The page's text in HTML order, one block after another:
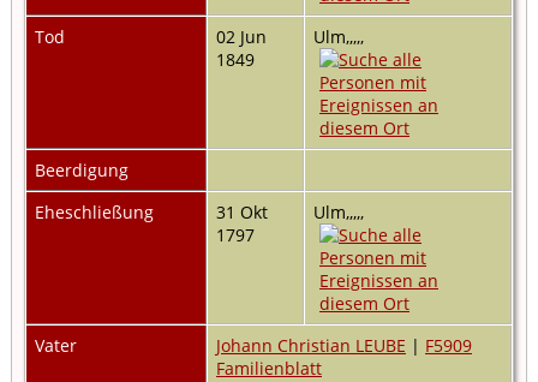
Tod
02 Jun
1849
Ulm,,,,,
Beerdigung
Eheschließung
31 Okt
1797
Ulm,,,,,
Vater Johann Christian LEUBE | F5909
Familienblatt